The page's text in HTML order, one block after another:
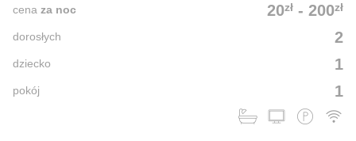
20zł - 200zł
cena za noc
2
dorosłych
1
dziecko
1
pokój